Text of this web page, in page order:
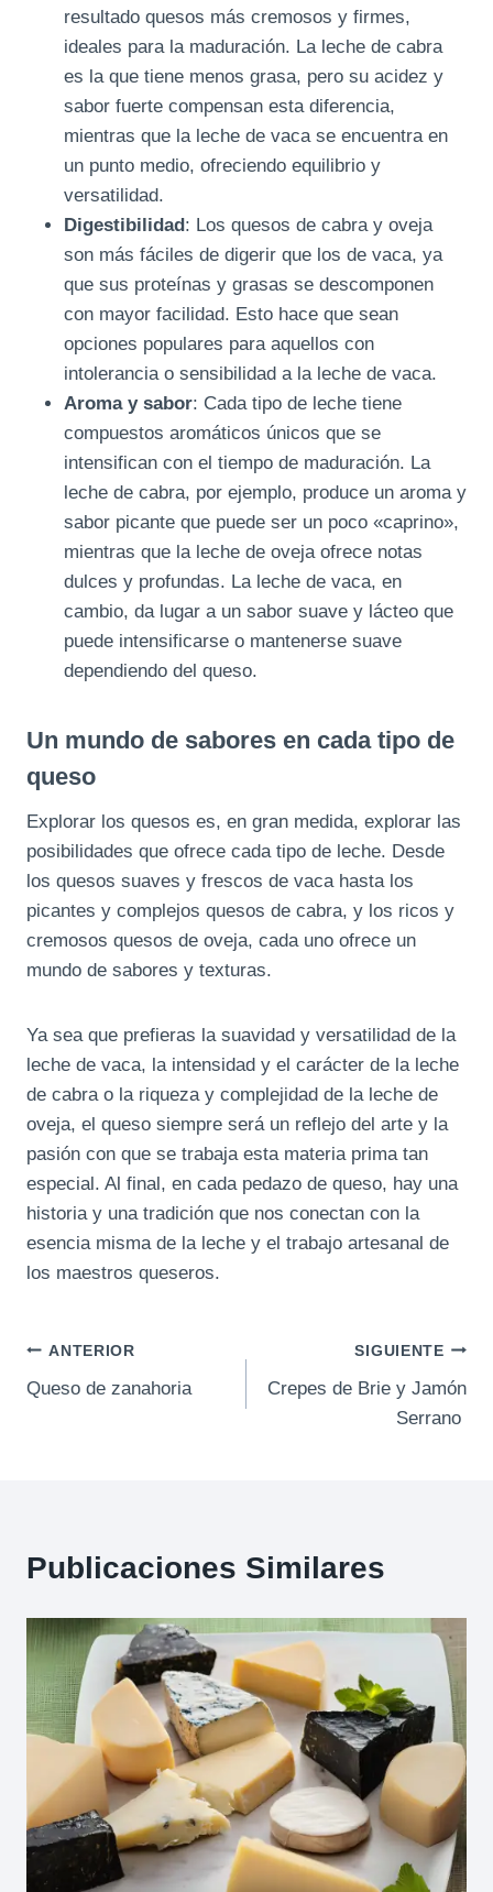
resultado quesos más cremosos y firmes,
ideales para la maduración. La leche de cabra
es la que tiene menos grasa, pero su acidez y
sabor fuerte compensan esta diferencia,
mientras que la leche de vaca se encuentra en
un punto medio, ofreciendo equilibrio y
versatilidad.
Digestibilidad: Los quesos de cabra y oveja
son más fáciles de digerir que los de vaca, ya
que sus proteínas y grasas se descomponen
con mayor facilidad. Esto hace que sean
opciones populares para aquellos con
intolerancia o sensibilidad a la leche de vaca.
Aroma y sabor: Cada tipo de leche tiene
compuestos aromáticos únicos que se
intensifican con el tiempo de maduración. La
leche de cabra, por ejemplo, produce un aroma y
sabor picante que puede ser un poco «caprino»,
mientras que la leche de oveja ofrece notas
dulces y profundas. La leche de vaca, en
cambio, da lugar a un sabor suave y lácteo que
puede intensificarse o mantenerse suave
dependiendo del queso.
Un mundo de sabores en cada tipo de
queso
Explorar los quesos es, en gran medida, explorar las
posibilidades que ofrece cada tipo de leche. Desde
los quesos suaves y frescos de vaca hasta los
picantes y complejos quesos de cabra, y los ricos y
cremosos quesos de oveja, cada uno ofrece un
mundo de sabores y texturas.
Ya sea que prefieras la suavidad y versatilidad de la
leche de vaca, la intensidad y el carácter de la leche
de cabra o la riqueza y complejidad de la leche de
oveja, el queso siempre será un reflejo del arte y la
pasión con que se trabaja esta materia prima tan
especial. Al final, en cada pedazo de queso, hay una
historia y una tradición que nos conectan con la
esencia misma de la leche y el trabajo artesanal de
los maestros queseros.
Navegación
de
ANTERIOR
Queso de zanahoria
SIGUIENTE
Crepes de Brie y Jamón
Serrano
Publicaciones Similares